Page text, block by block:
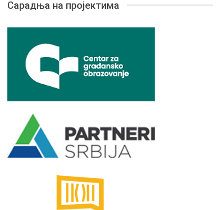
Сарадња на пројектима